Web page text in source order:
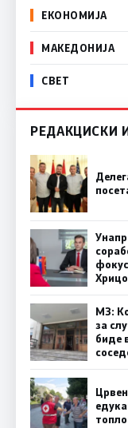
ЕКОНОМИЈА
МАКЕДОНИЈА
СВЕТ
РЕДАКЦИСКИ
МЗ:
за
биде